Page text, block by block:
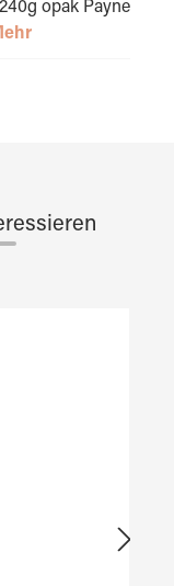
opak Payne